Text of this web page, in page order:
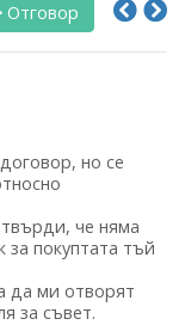
Отговор
но се
че няма
за покуптата тъй
да ми отворят
за съвет.